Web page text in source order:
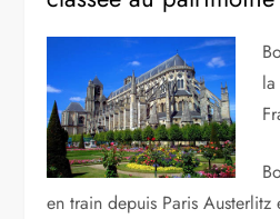
en train depuis Paris